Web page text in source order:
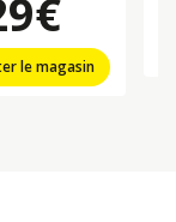
le magasin